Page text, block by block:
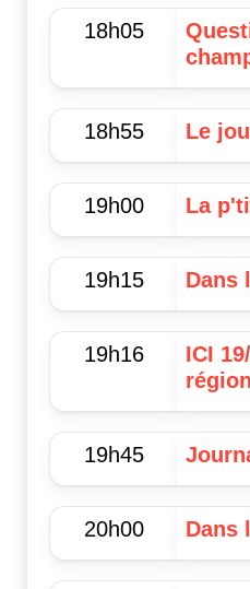
18h05
18h55 Le
19h00 La
19h15 Dans
19h16
ICI
19h45
20h00 Dans